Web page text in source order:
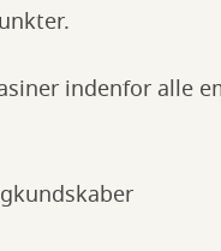
indenfor alle